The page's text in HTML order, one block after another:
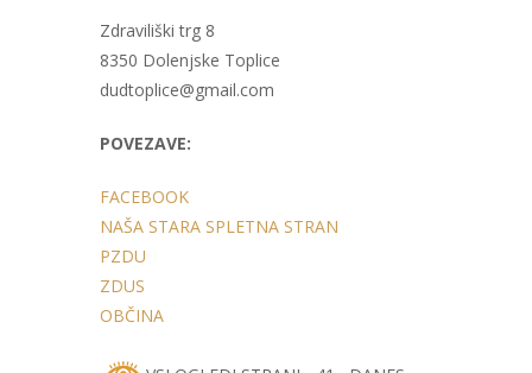
Zdraviliški trg 8
8350 Dolenjske Toplice
dudtoplice@gmail.com
POVEZAVE:
FACEBOOK
NAŠA STARA SPLETNA STRAN
PZDU
ZDUS
OBČINA